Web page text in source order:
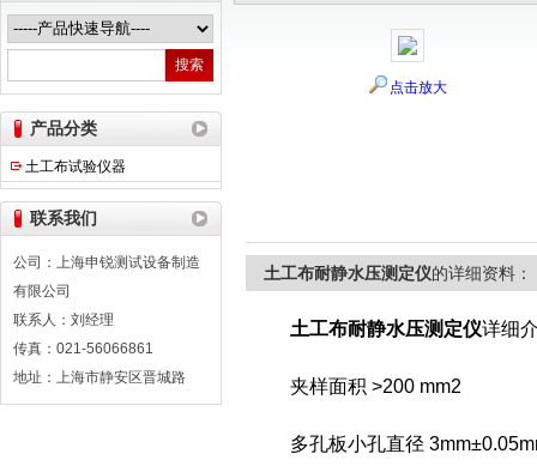
上海申锐测试设备制造有限公司
产品分类
土工布试验仪器
联系我们
公司：上海申锐测试设备制造
有限公司
联系人：刘经理
传真：021-56066861
地址：上海市静安区晋城路
点击放大
土工布耐静水压测定仪的详细资料：
土工布耐静水压测定仪详细
夹样面积 >200 mm2
多孔板小孔直径